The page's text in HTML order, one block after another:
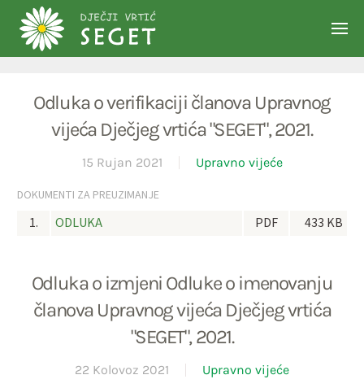
Skip to main content
Odluka o verifikaciji članova Upravnog
vijeća Dječjeg vrtića "SEGET", 2021.
15 Rujan 2021 Upravno vijeće
DOKUMENTI ZA PREUZIMANJE
1. ODLUKA PDF 433 KB
Odluka o izmjeni Odluke o imenovanju
članova Upravnog vijeća Dječjeg vrtića
"SEGET", 2021.
22 Kolovoz 2021 Upravno vijeće